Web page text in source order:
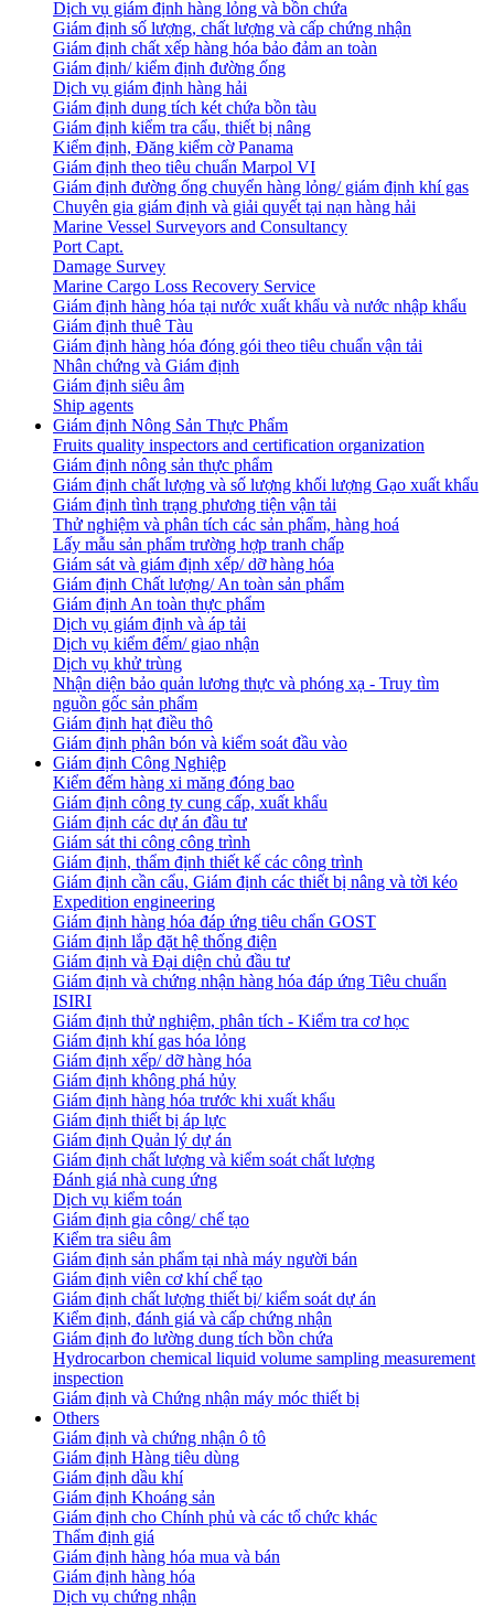
Dịch vụ giám định hàng lỏng và bồn chứa
Giám định số lượng, chất lượng và cấp chứng nhận
Giám định chất xếp hàng hóa bảo đảm an toàn
Giám định/ kiểm định đường ống
Dịch vụ giám định hàng hải
Giám định dung tích két chứa bồn tàu
Giám định kiểm tra cẩu, thiết bị nâng
Kiểm định, Đăng kiểm cờ Panama
Giám định theo tiêu chuẩn Marpol VI
Giám định đường ống chuyển hàng lỏng/ giám định khí gas
Chuyên gia giám định và giải quyết tại nạn hàng hải
Marine Vessel Surveyors and Consultancy
Port Capt.
Damage Survey
Marine Cargo Loss Recovery Service
Giám định hàng hóa tại nước xuất khẩu và nước nhập khẩu
Giám định thuê Tàu
Giám định hàng hóa đóng gói theo tiêu chuẩn vận tải
Nhân chứng và Giám định
Giám định siêu âm
Ship agents
Giám định Nông Sản Thực Phẩm
Fruits quality inspectors and certification organization
Giám định nông sản thực phẩm
Giám định chất lượng và số lượng khối lượng Gạo xuất khẩu
Giám định tình trạng phương tiện vận tải
Thử nghiệm và phân tích các sản phẩm, hàng hoá
Lấy mẫu sản phẩm trường hợp tranh chấp
Giám sát và giám định xếp/ dỡ hàng hóa
Giám định Chất lượng/ An toàn sản phẩm
Giám định An toàn thực phẩm
Dịch vụ giám định và áp tải
Dịch vụ kiểm đếm/ giao nhận
Dịch vụ khử trùng
Nhận diện bảo quản lương thực và phóng xạ - Truy tìm
nguồn gốc sản phẩm
Giám định hạt điều thô
Giám định phân bón và kiểm soát đầu vào
Giám định Công Nghiệp
Kiểm đếm hàng xi măng đóng bao
Giám định công ty cung cấp, xuất khẩu
Giám định các dự án đầu tư
Giám sát thi công công trình
Giám định, thẩm định thiết kế các công trình
Giám định cần cẩu, Giám định các thiết bị nâng và tời kéo
Expedition engineering
Giám định hàng hóa đáp ứng tiêu chẩn GOST
Giám định lắp đặt hệ thống điện
Giám định và Đại diện chủ đầu tư
Giám định và chứng nhận hàng hóa đáp ứng Tiêu chuẩn
ISIRI
Giám định thử nghiệm, phân tích - Kiểm tra cơ học
Giám định khí gas hóa lỏng
Giám định xếp/ dỡ hàng hóa
Giám định không phá hủy
Giám định hàng hóa trước khi xuất khẩu
Giám định thiết bị áp lực
Giám định Quản lý dự án
Giám định chất lượng và kiểm soát chất lượng
Đánh giá nhà cung ứng
Dịch vụ kiểm toán
Giám định gia công/ chế tạo
Kiểm tra siêu âm
Giám định sản phẩm tại nhà máy người bán
Giám định viên cơ khí chế tạo
Giám định chất lượng thiết bị/ kiểm soát dự án
Kiểm định, đánh giá và cấp chứng nhận
Giám định đo lường dung tích bồn chứa
Hydrocarbon chemical liquid volume sampling measurement
inspection
Giám định và Chứng nhận máy móc thiết bị
Others
Giám định và chứng nhận ô tô
Giám định Hàng tiêu dùng
Giám định dầu khí
Giám định Khoáng sản
Giám định cho Chính phủ và các tổ chức khác
Thẩm định giá
Giám định hàng hóa mua và bán
Giám định hàng hóa
Dịch vụ chứng nhận